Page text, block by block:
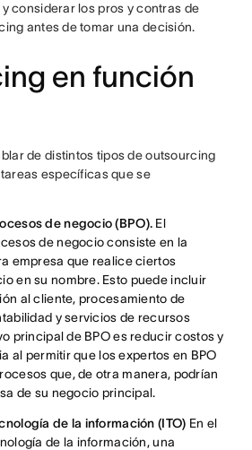
considerar los pros y contras de
antes de tomar una decisión.
en función
de distintos tipos de outsourcing
específicas que se
de negocio (BPO). El
de negocio consiste en la
empresa que realice ciertos
en su nombre. Esto puede incluir
al cliente, procesamiento de
y servicios de recursos
principal de BPO es reducir costos y
al permitir que los expertos en BPO
que, de otra manera, podrían
de su negocio principal.
de la información (ITO) En el
de la información, una